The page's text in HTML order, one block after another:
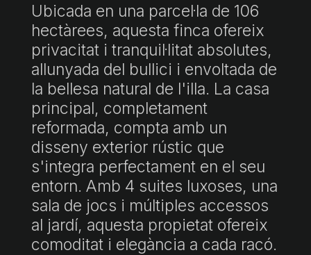
Ubicada en una parcel·la de 106
hectàrees, aquesta finca ofereix
privacitat i tranquil·litat absolutes,
allunyada del bullici i envoltada de
la bellesa natural de l'illa. La casa
principal, completament
reformada, compta amb un
disseny exterior rústic que
s'integra perfectament en el seu
entorn. Amb 4 suites luxoses, una
sala de jocs i múltiples accessos
al jardí, aquesta propietat ofereix
comoditat i elegància a cada racó.